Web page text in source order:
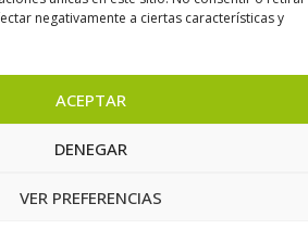
negativamente a ciertas características y
ACEPTAR
DENEGAR
VER PREFERENCIAS